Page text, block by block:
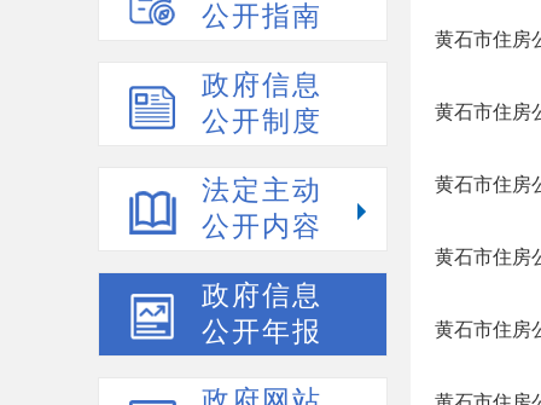
公开指南
政府信息
公开制度
法定主动
公开内容
政府信息
公开年报
黄石市住房
黄石市住房
黄石市住房
黄石市住房
黄石市住房